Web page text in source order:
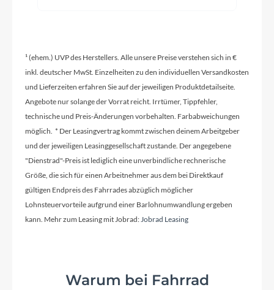
Kurbelgarnitur
Shimano 105 FC-R7100, Hollowtech II, 50x34T
Kassette
ACID Road Omne 31.8 5° 120 NF
blackline
¹ (ehem.) UVP des Herstellers. Alle unsere Preise verstehen sich in €
inkl. deutscher MwSt. Einzelheiten zu den individuellen Versandkosten
und Lieferzeiten erfahren Sie auf der jeweiligen Produktdetailseite.
Angebote nur solange der Vorrat reicht. Irrtümer, Tippfehler,
technische und Preis-Änderungen vorbehalten. Farbabweichungen
möglich. * Der Leasingvertrag kommt zwischen deinem Arbeitgeber
und der jeweiligen Leasinggesellschaft zustande. Der angegebene
"Dienstrad"-Preis ist lediglich eine unverbindliche rechnerische
Größe, die sich für einen Arbeitnehmer aus dem bei Direktkauf
gültigen Endpreis des Fahrrades abzüglich möglicher
Lohnsteuervorteile aufgrund einer Barlohnumwandlung ergeben
kann. Mehr zum Leasing mit Jobrad:Jobrad Leasing
Warum bei Fahrrad